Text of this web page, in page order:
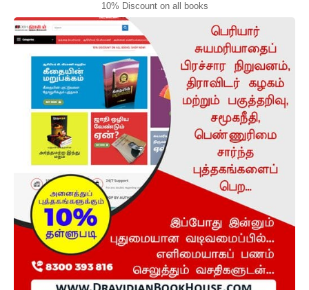
10% Discount on all books